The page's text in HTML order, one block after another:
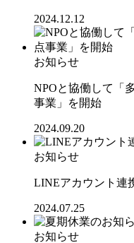
2024.12.12
お知らせ
NPOと協働して「
事業」を開始
2024.09.20
お知らせ
LINEアカウント連
2024.07.25
お知らせ